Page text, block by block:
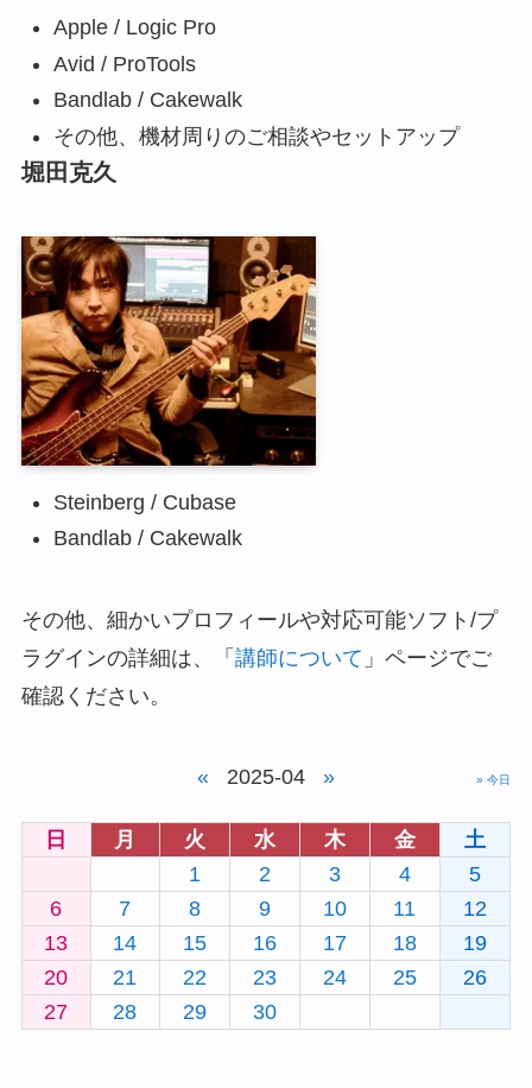
Apple / Logic Pro
Avid / ProTools
Bandlab / Cakewalk
その他、機材周りのご相談やセットアップ
堀田克久
Steinberg / Cubase
Bandlab / Cakewalk
その他、細かいプロフィールや対応可能ソフト/プ
ラグインの詳細は、「 講師について 」ページでご
確認ください。
« 2025-04 » » 今日
日 月 火 水 木 金
土
1
2 3 4
5
6
7 8 9 10 11
12
13
14 15 16 17 18
19
20
21 22 23 24 25
26
27
28 29 30